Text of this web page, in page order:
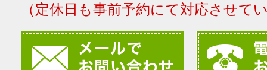
（定休日も事前予約にて対応させて